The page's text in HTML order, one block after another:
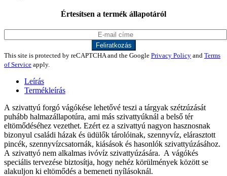
Értesítsen a termék állapotáról
This site is protected by reCAPTCHA and the Google Privacy Policy and Terms
of Service apply.
Leírás
Termékleírás
A szivattyú forgó vágókése lehetővé teszi a tárgyak szétzúzását
puhább halmazállapotúra, ami más szivattyúknál a belső tér
eltömődéséhez vezethet. Ezért ez a szivattyú nagyon hasznosnak
bizonyul családi házak és üdülők tárolóinak, szennyvíz, elárasztott
pincék, szennyvízcsatornák, kiásások és hasonlók szivattyúzásához.
A szivattyó nem alkalmas ivóvíz szivattyúzására. A vágókés
speciális tervezése biztosítja, hogy nehéz körülmények között se
alakuljon ki eltömődés a bemeneti nyílásoknál.